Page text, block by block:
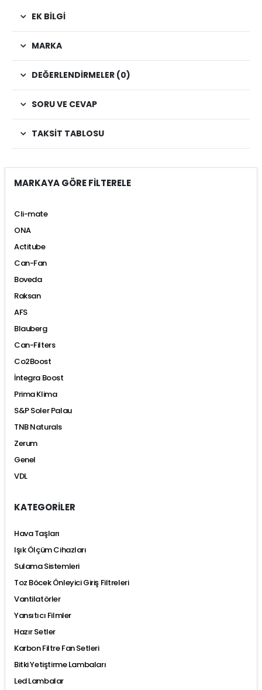
EK BILGI
MARKA
DEĞERLENDIRMELER (0)
SORU VE CEVAP
TAKSIT TABLOSU
MARKAYA GÖRE FİLTERELE
Cli-mate
ONA
Actitube
Can-Fan
Boveda
Raksan
AFS
Blauberg
Can-Filters
Co2Boost
İntegra Boost
Prima Klima
S&P Soler Palau
TNB Naturals
Zerum
Genel
VDL
KATEGORİLER
Hava Taşları
Işık Ölçüm Cihazları
Sulama Sistemleri
Toz Böcek Önleyici Giriş Filtreleri
Vantilatörler
Yansıtıcı Filmler
Hazır Setler
Karbon Filtre Fan Setleri
Bitki Yetiştirme Lambaları
Led Lambalar